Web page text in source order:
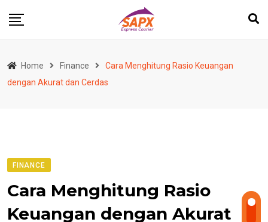
Home Finance
Cara Menghitung Rasio Keuangan
dengan Akurat dan Cerdas
FINANCE
Cara Menghitung Rasio
Keuangan dengan Akurat